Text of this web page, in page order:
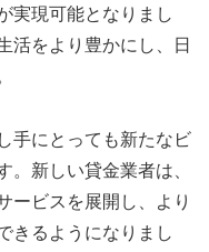
実現可能となりまし
活をより豊かにし、日
手にとっても新たなビ
。新しい貸金業者は、
ービスを展開し、より
きるようになりまし